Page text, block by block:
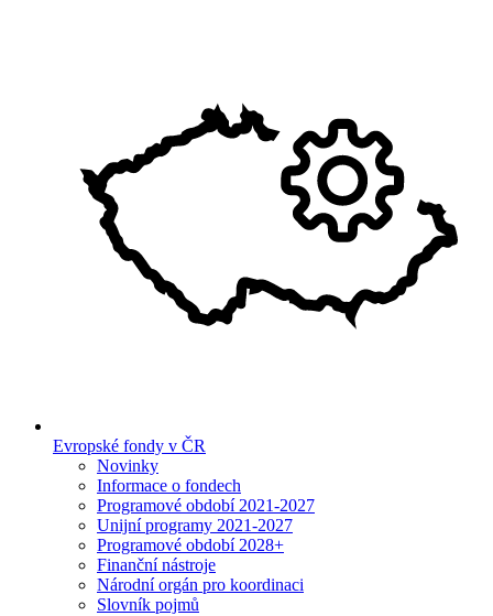
Evropské fondy v ČR
Novinky
Informace o fondech
Programové období 2021-2027
Unijní programy 2021-2027
Programové období 2028+
Finanční nástroje
Národní orgán pro koordinaci
Slovník pojmů